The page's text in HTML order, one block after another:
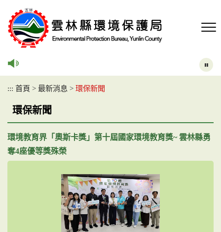
::: 首頁 > 最新消息 > 環保新聞
環保新聞
環境教育界「奧斯卡獎」第十屆國家環境教育獎~ 雲林縣勇
奪4座優等獎殊榮